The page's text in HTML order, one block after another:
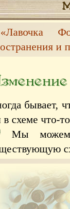
«Лавочка
и
бывает,
в схеме что-
Мы можем